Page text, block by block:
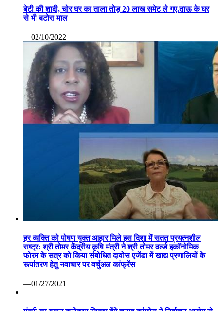
हर व्यक्ति को पोषण युक्त आहार मिले इस दिशा में सतत प्रयत्नशील
फोरम के सत्र को किया संबोधित दावोस एजेंडा में खाद्य प्रणालियों के
रूपांतरण हेतु नवाचार पर वर्चुअल कांफ्रेंस
मंत्री का बयान कलेक्टर जितवा देंगे चुनाव कांग्रेस ने निर्वाचन आयोग से
—09/17/2020
कोरोना वैक्सीन पर रूस ने मारी बाजी: सितंबर तक बाजार में आ सकती
है पहली वैक्सीन सेचेनोव विश्वविद्यालय का दावा सभी परीक्षण रहे सफल